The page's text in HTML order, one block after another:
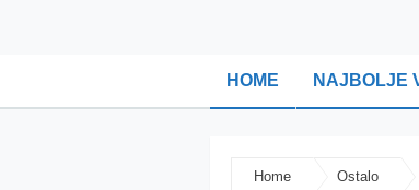
HOME NAJBOLJE
Home Ostalo